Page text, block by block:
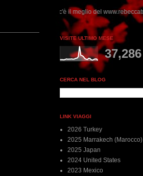
del www.rebeccatrex.com
VISITE ULTIMO MESE
37,286
CERCA NEL BLOG
LINK VIAGGI
2026 Turkey
2025 Marrakech (Marocco)
2025 Japan
2024 United States
2023 Mexico